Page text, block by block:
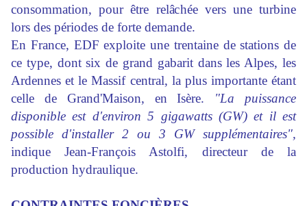
consommation, pour être relâchée vers une turbine
lors des périodes de forte demande.
En France, EDF exploite une trentaine de stations de
ce type, dont six de grand gabarit dans les Alpes, les
Ardennes et le Massif central, la plus importante étant
celle de Grand'Maison, en Isère. "La puissance
disponible est d'environ 5 gigawatts (GW) et il est
possible d'installer2 ou 3 GW supplémentaires",
indique Jean-François Astolfi, directeur de la
production hydraulique.